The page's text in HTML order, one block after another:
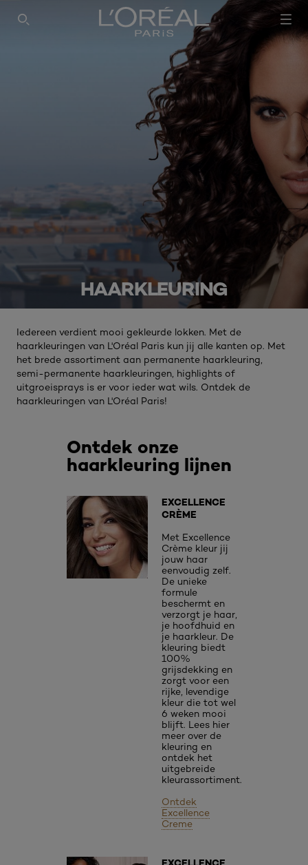
SEARCH THIS SITE
HAARKLEURING
Iedereen verdient mooi gekleurde lokken. Met de
haarkleuringen van L'Oréal Paris kun jij alle kanten op. Met
het brede assortiment aan permanente haarkleuring,
semi-permanente haarkleuringen, highlights of
uitgroeisprays is er voor ieder wat wils. Ontdek de
haarkleuringen van L'Oréal Paris!
Ontdek onze
haarkleuring lijnen
EXCELLENCE
CRÈME
Met Excellence
Crème kleur jij
jouw haar
eenvoudig zelf.
De unieke
formule
beschermt en
verzorgt je haar,
je hoofdhuid en
je haarkleur. De
kleuring biedt
100%
grijsdekking en
zorgt voor een
rijke, levendige
kleur die tot wel
6 weken mooi
blijft. Lees hier
meer over de
kleuring en
ontdek het
uitgebreide
kleurassortiment.
Ontdek
Excellence
Creme